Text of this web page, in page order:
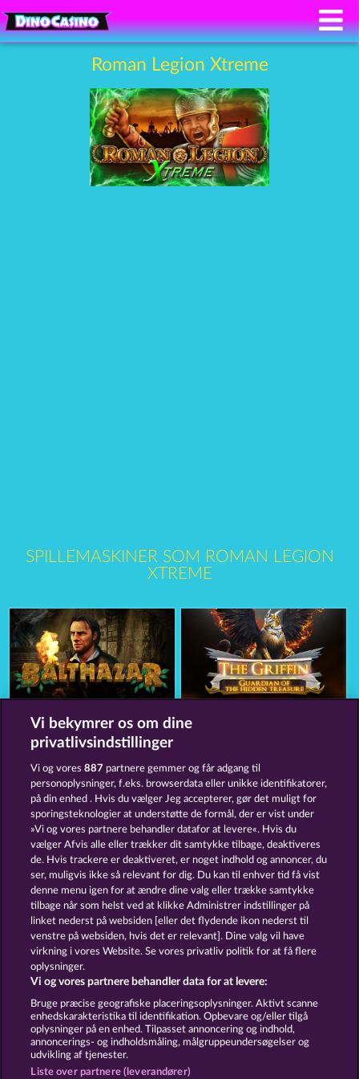
Roman Legion Xtreme
SPILLEMASKINER SOM ROMAN LEGION
XTREME
Blitz Coins Fort Brave
Vilkår og betingelser Datasikkerhed
Kontakt Virksomhed FAQ Facebook
Indsend anmodning om tilbagetrækning
Vi bekymrer os om dine
privatlivsindstillinger
Vi og vores887 partnere gemmer og får adgang til
personoplysninger, f.eks. browserdata eller unikke identifikatorer,
på din enhed . Hvis du vælger Jeg accepterer, gør det muligt for
sporingsteknologier at understøtte de formål, der er vist under
»Vi og vores partnere behandler datafor at levere«. Hvis du
vælger Afvis alle eller trækker dit samtykke tilbage, deaktiveres
de. Hvis trackere er deaktiveret, er noget indhold og annoncer, du
ser, muligvis ikke så relevant for dig. Du kan til enhver tid få vist
denne menu igen for at ændre dine valg eller trække samtykke
tilbage når som helst ved at klikke Administrer indstillinger på
linket nederst på websiden [eller det flydende ikon nederst til
venstre på websiden, hvis det er relevant]. Dine valg vil have
virkning i vores Website. Se vores privatliv politik for at få flere
oplysninger.
Vi og vores partnere behandler data for at levere:
Bruge præcise geografiske placeringsoplysninger. Aktivt scanne
enhedskarakteristika til identifikation. Opbevare og/eller tilgå
oplysninger på en enhed. Tilpasset annoncering og indhold,
annoncerings- og indholdsmåling, målgruppeundersøgelser og
udvikling af tjenester.
Liste over partnere (leverandører)